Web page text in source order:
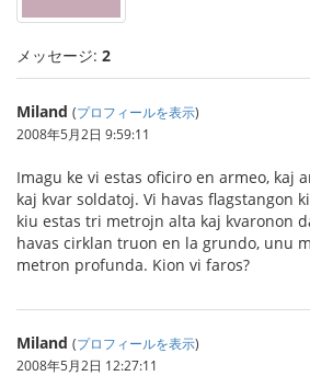
メッセージ: 2
Miland (プロフィールを表示)
2008年5月2日 9:59:11
Imagu ke vi estas oficiro en armeo, kaj
kaj kvar soldatoj. Vi havas flagstangon
kiu estas tri metrojn alta kaj kvaronon
havas cirklan truon en la grundo, unu
metron profunda. Kion vi faros?
Miland (プロフィールを表示)
2008年5月2日 12:27:11